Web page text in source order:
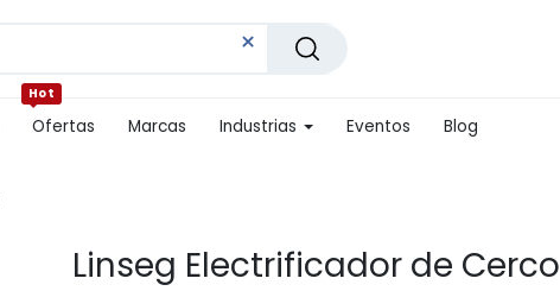
Ofertas
Hot
Marcas Industrias Eventos Blog
Linseg Electrificador de Cerco